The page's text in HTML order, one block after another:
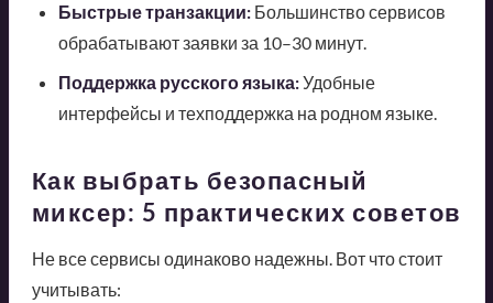
Быстрые транзакции:Большинство сервисов
обрабатывают заявки за 10–30 минут.
Поддержка русского языка:Удобные
интерфейсы и техподдержка на родном языке.
Как выбрать безопасный
миксер: 5 практических советов
Не все сервисы одинаково надежны. Вот что стоит
учитывать: